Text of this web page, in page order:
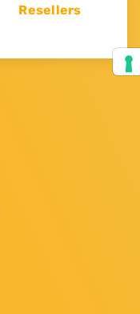
Resellers